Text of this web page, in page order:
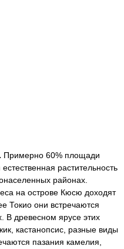
Примерно 60% площади
растительность
районах.
на острове Кюсю доходят
Токио они встречаются
В древесном ярусе этих
кастанопсис, разные виды
пазания камелия,